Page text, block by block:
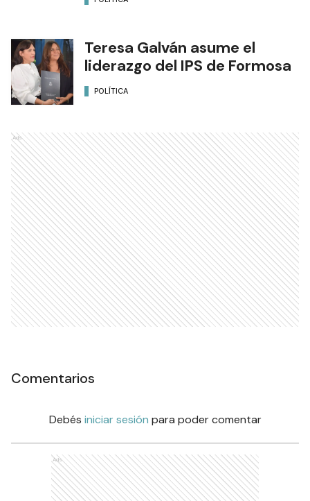
Teresa Galván asume el
liderazgo del IPS de Formosa
POLÍTICA
Ads
Comentarios
Debés iniciar sesión para poder comentar
Ads